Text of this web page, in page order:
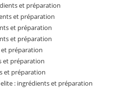
et préparation
et préparation
et préparation
et préparation
et préparation
et préparation
et préparation
: ingrédients et préparation